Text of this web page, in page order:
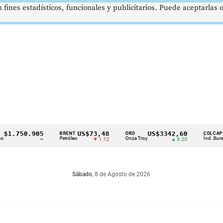
Petróleo
US$73,48
▼ 1.12 Onza Troy
US$3342,60 COLCAP
Índ. Bursátil
Sábado, 8 de Agosto de 2026
estadísticos, funcionales y publicitarios. Puede aceptarlas